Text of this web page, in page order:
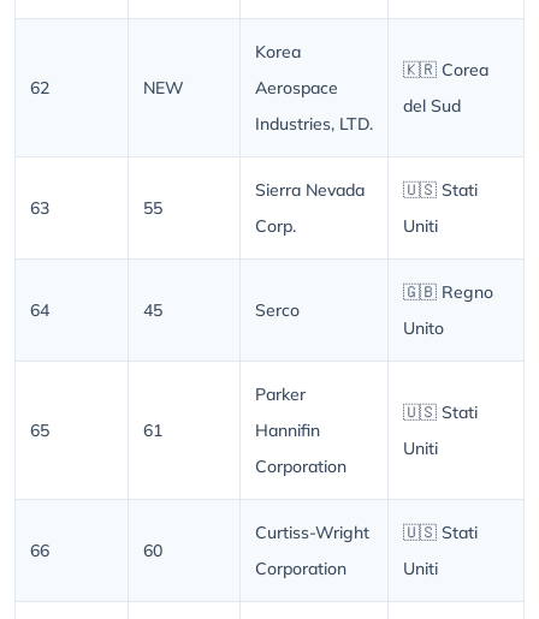
62 NEW
Korea
Aerospace
Industries, LTD.
🇰🇷 Corea
del Sud
63 55
Sierra Nevada
Corp.
🇺🇸 Stati
Uniti
64 45 Serco
🇬🇧 Regno
Unito
65 61
Parker
Hannifin
Corporation
🇺🇸 Stati
Uniti
66 60
Curtiss-Wright
Corporation
🇺🇸 Stati
Uniti